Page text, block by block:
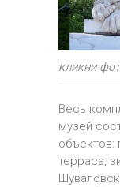
кликни
Весь
музей
объектов:
терраса,